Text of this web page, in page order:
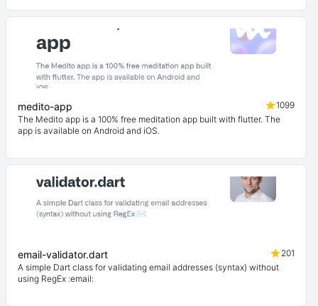
medito-app
1099
The Medito app is a 100% free meditation app built with flutter. The
app is available on Android and iOS.
email-validator.dart
201
A simple Dart class for validating email addresses (syntax) without
using RegEx :email: